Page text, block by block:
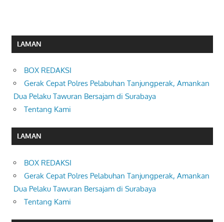
LAMAN
BOX REDAKSI
Gerak Cepat Polres Pelabuhan Tanjungperak, Amankan
Dua Pelaku Tawuran Bersajam di Surabaya
Tentang Kami
LAMAN
BOX REDAKSI
Gerak Cepat Polres Pelabuhan Tanjungperak, Amankan
Dua Pelaku Tawuran Bersajam di Surabaya
Tentang Kami